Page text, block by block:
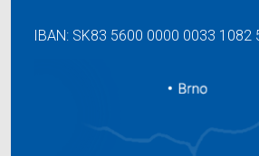
IBAN: SK83 5600 0000 0033 1082